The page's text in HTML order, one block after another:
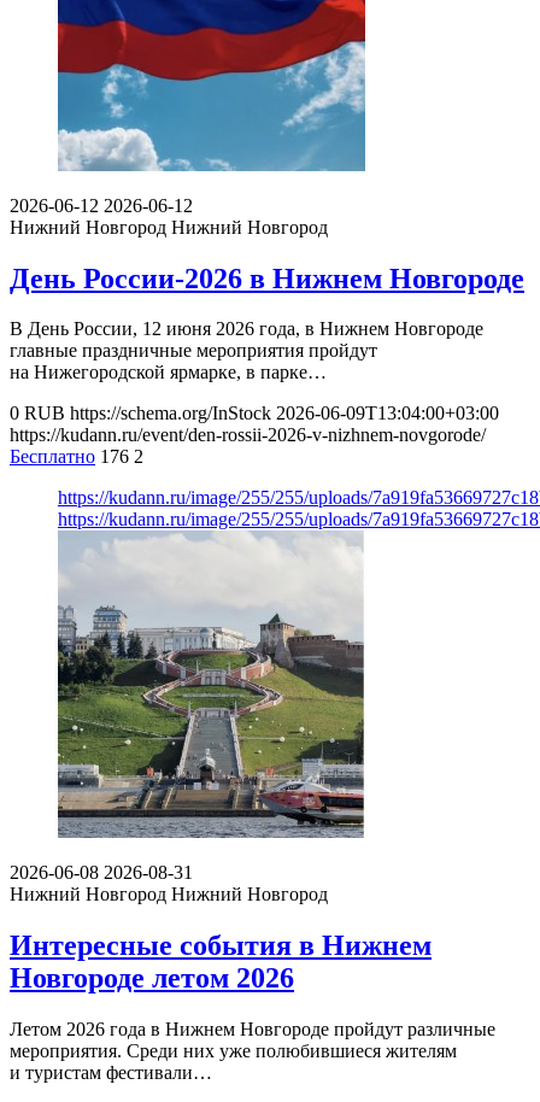
2026-06-12 2026-06-12
Нижний Новгород Нижний Новгород
День России-2026 в Нижнем Новгороде
В День России, 12 июня 2026 года, в Нижнем Новгороде
главные праздничные мероприятия пройдут
на Нижегородской ярмарке, в парке…
0 RUB https://schema.org/InStock 2026-06-09T13:04:00+03:00
https://kudann.ru/event/den-rossii-2026-v-nizhnem-novgorode/
Бесплатно 176 2
https://kudann.ru/image/255/255/uploads/
https://kudann.ru/image/255/255/uploads/
2026-06-08 2026-08-31
Нижний Новгород Нижний Новгород
Интересные события в Нижнем
Новгороде летом 2026
Летом 2026 года в Нижнем Новгороде пройдут различные
мероприятия. Среди них уже полюбившиеся жителям
и туристам фестивали…